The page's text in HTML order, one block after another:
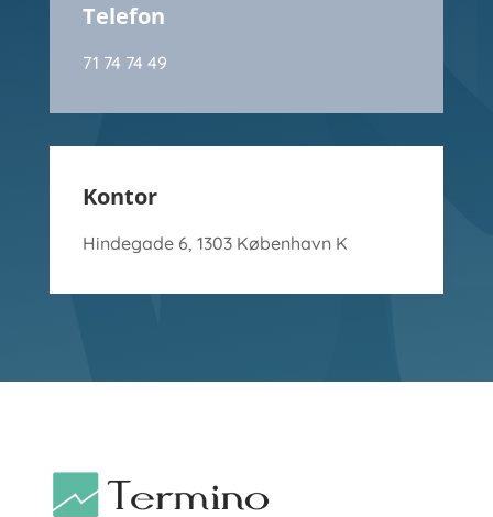
Telefon
71 74 74 49
Kontor
Hindegade 6, 1303 København K